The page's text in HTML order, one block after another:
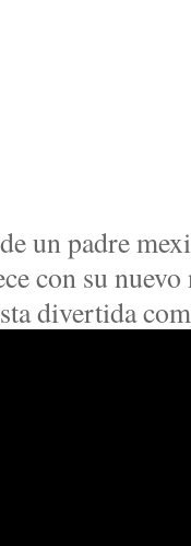
un padre
con su
divertida